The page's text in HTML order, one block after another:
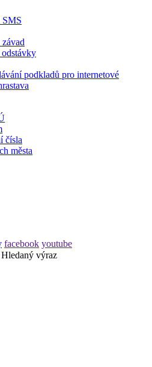
SMS
odstávky
podkladů pro internetové
čísla
města
facebook youtube
Hledaný výraz